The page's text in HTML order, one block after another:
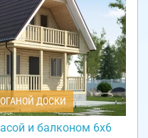
ДОСКИ
и балконом 6х6